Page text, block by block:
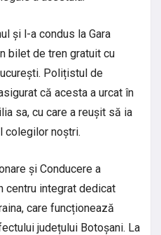
și l-a condus la Gara
bilet de tren gratuit cu
Polițistul de
că acesta a urcat în
sa, cu care a reușit să ia
colegilor noștri.
și Conducere a
centru integrat dedicat
care funcționează
județului Botoșani. La